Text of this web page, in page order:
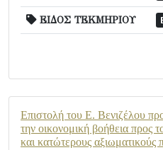
ΕΙΔΟΣ ΤΕΚΜΗΡΙΟΥ
Επιστολή του Ε. Βενιζέλου
την οικονομική βοήθεια προς
και κατώτερους